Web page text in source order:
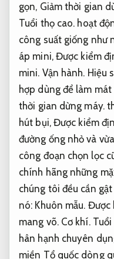
gọn, Giảm thời gian
Tuổi thọ cao. hoạt
công suất giống như
áp mini, Được kiểm
mini. Vận hành. Hiệu
hợp dùng để làm
thời gian dừng máy.
hút bụi, Được kiểm
đường ống nhỏ và
công đoạn chọn lọc
chính hãng những
chúng tôi đều cần
nó: Khuôn mẫu. Được
mang võ. Cơ khí.
hân hạnh chuyên
miền Tổ quốc dòng